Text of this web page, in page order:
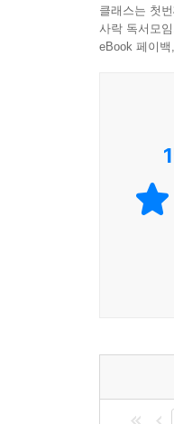
클래스는 첫
사락 독서모
eBook 페이
1